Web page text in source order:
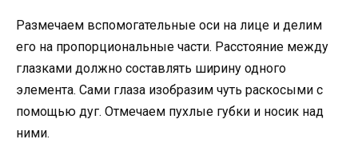
Размечаем вспомогательные оси на лице и делим
его на пропорциональные части. Расстояние между
глазками должно составлять ширину одного
элемента. Сами глаза изобразим чуть раскосыми с
помощью дуг. Отмечаем пухлые губки и носик над
ними.